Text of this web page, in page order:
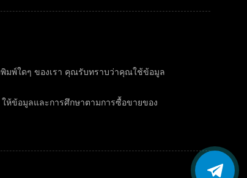
พิมพ์ใดๆ ของเรา คุณรับทราบว่าคุณใช้ข้อมูล
ห้ข้อมูลและการศึกษาตามการซื้อขายของ